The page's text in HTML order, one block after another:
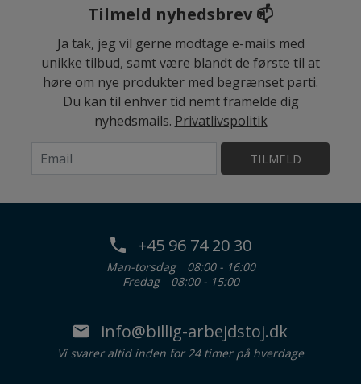
Tilmeld nyhedsbrev 📫
Ja tak, jeg vil gerne modtage e-mails med
unikke tilbud, samt være blandt de første til at
høre om nye produkter med begrænset parti.
Du kan til enhver tid nemt framelde dig
nyhedsmails. Privatlivspolitik
TILMELD
+45 96 74 20 30
Man-torsdag
08:00 - 16:00
Fredag
08:00 - 15:00
info@billig-arbejdstoj.dk
Vi svarer altid inden for 24 timer på hverdage